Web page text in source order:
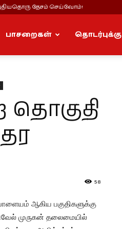
தேசம் செய்வோம்!
பாசறைகள் தொடர்புக்கு
58
ஆகிய பகுதிகளுக்கு
முருகன் தலைமையில்